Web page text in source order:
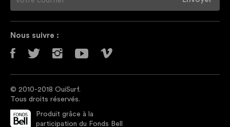
Nous suivre :
© 2010-2018 OuiSurf.
Tous droits réservés.
Produit grâce à la
participation du Fonds Bell